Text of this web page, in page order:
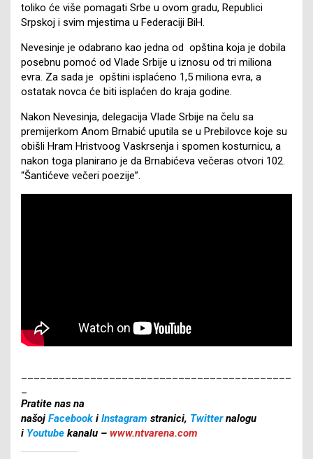
toliko će više pomagati Srbe u ovom gradu, Republici
Srpskoj i svim mjestima u Federaciji BiH.
Nevesinje je odabrano kao jedna od opština koja je dobila
posebnu pomoć od Vlade Srbije u iznosu od tri miliona
evra. Za sada je opštini isplaćeno 1,5 miliona evra, a
ostatak novca će biti isplaćen do kraja godine.
Nakon Nevesinja, delegacija Vlade Srbije na čelu sa
premijerkom Anom Brnabić uputila se u Prebilovce koje su
obišli Hram Hristvoog Vaskrsenja i spomen kosturnicu, a
nakon toga planirano je da Brnabićeva večeras otvori 102.
“Šantićeve večeri poezije”.
Pratite nas na
našoj Facebook i Instagram stranici, Twitternalogu
i Youtube kanalu – www.ntvarena.com